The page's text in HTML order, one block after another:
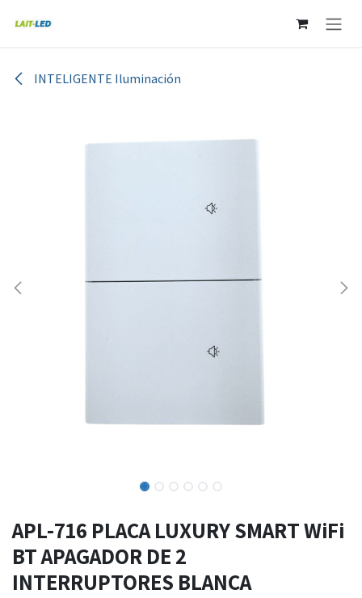
INTELIGENTE Iluminación
APL-716 PLACA LUXURY SMART WiFi
BT APAGADOR DE 2
INTERRUPTORES BLANCA